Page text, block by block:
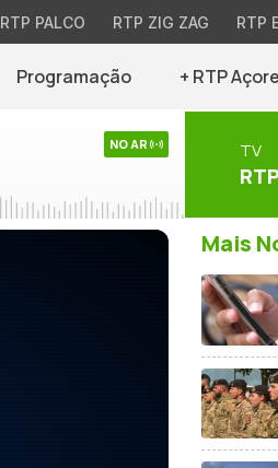
RTP PALCO RTP ZIG ZAG RTP
Programação + RTP
NO AR TV
Mais